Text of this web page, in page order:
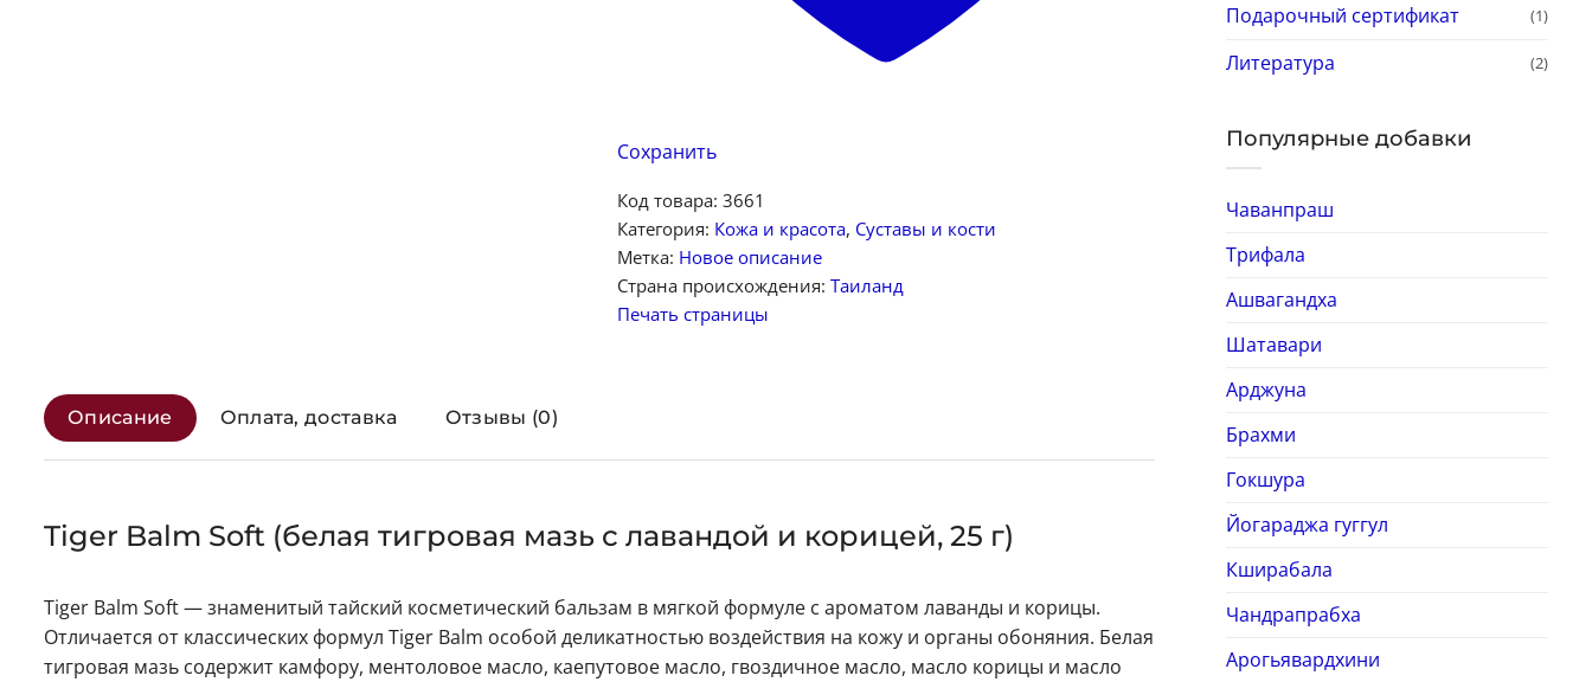
Подарочный сертификат (1)
Литература (2)
Популярные добавки
Чаванпраш
Трифала
Ашвагандха
Шатавари
Арджуна
Брахми
Гокшура
Йогараджа гуггул
Кширабала
Чандрапрабха
Арогьявардхини
Сохранить
Код товара: 3661
Категория: Кожа и красота, Суставы и кости
Метка: Новое описание
Страна происхождения: Таиланд
Печать страницы
Описание Оплата, доставка Отзывы (0)
Tiger Balm Soft (белая тигровая мазь с лавандой и корицей, 25 г)
Tiger Balm Soft — знаменитый тайский косметический бальзам в мягкой формуле с ароматом лаванды и корицы.
Отличается от классических формул Tiger Balm особой деликатностью воздействия на кожу и органы обоняния. Белая
тигровая мазь содержит камфору, ментоловое масло, каепутовое масло, гвоздичное масло, масло корицы и масло